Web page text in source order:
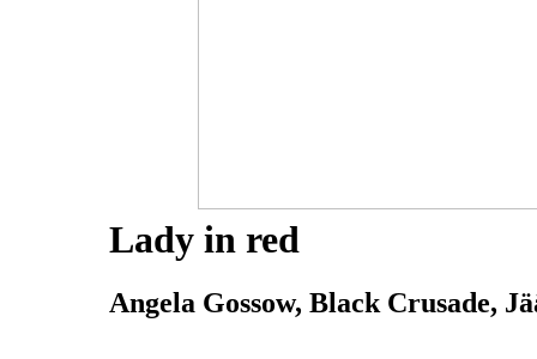
Lady in red
Angela Gossow, Black Crusade,